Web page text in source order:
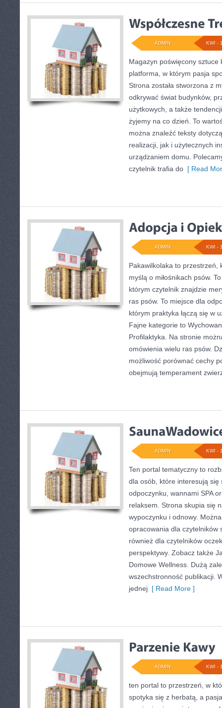
KWI -
ADMIN
Magazyn poświęcony sztuce
platforma, w którym pasja
Strona została stworzona z
odkrywać świat budynków,
użytkowych, a także
żyjemy na co dzień. To
można znaleźć teksty
realizacji, jak i użytecznych
urządzaniem domu.
czytelnik trafia do [ Read
KWI -
ADMIN
Pakawilkolaka to przestrzeń,
myślą o miłośnikach psów.
którym czytelnik znajdzie
ras psów. To miejsce dla
którym praktyka łączą się w
Fajne kategorie to
Profilaktyka. Na stronie
omówienia wielu ras psów.
możliwość porównać cechy
obejmują temperament
KWI -
ADMIN
Ten portal tematyczny to
dla osób, które interesują
odpoczynku, wannami SPA
relaksem. Strona skupia się
wypoczynku i odnowy.
opracowania dla czytelników
również dla czytelników
perspektywy. Zobacz także
Domowe Wellness. Dużą
wszechstronność publikacji.
jednej [ Read More ]
KWI -
ADMIN
ten portal to przestrzeń, w
spotyka się z herbatą, a